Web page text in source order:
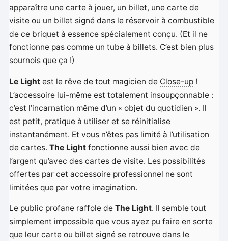
apparaître une carte à jouer, un billet, une carte de
visite ou un billet signé dans le réservoir à combustible
de ce briquet à essence spécialement conçu. (Et il ne
fonctionne pas comme un tube à billets. C’est bien plus
sournois que ça !)
Le Light est le rêve de tout magicien de Close-up !
L’accessoire lui-même est totalement insoupçonnable :
c’est l’incarnation même d’un « objet du quotidien ». Il
est petit, pratique à utiliser et se réinitialise
instantanément. Et vous n’êtes pas limité à l’utilisation
de cartes.The Light fonctionne aussi bien avec de
l’argent qu’avec des cartes de visite. Les possibilités
offertes par cet accessoire professionnel ne sont
limitées que par votre imagination.
Le public profane raffole deThe Light. Il semble tout
simplement impossible que vous ayez pu faire en sorte
que leur carte ou billet signé se retrouve dans le